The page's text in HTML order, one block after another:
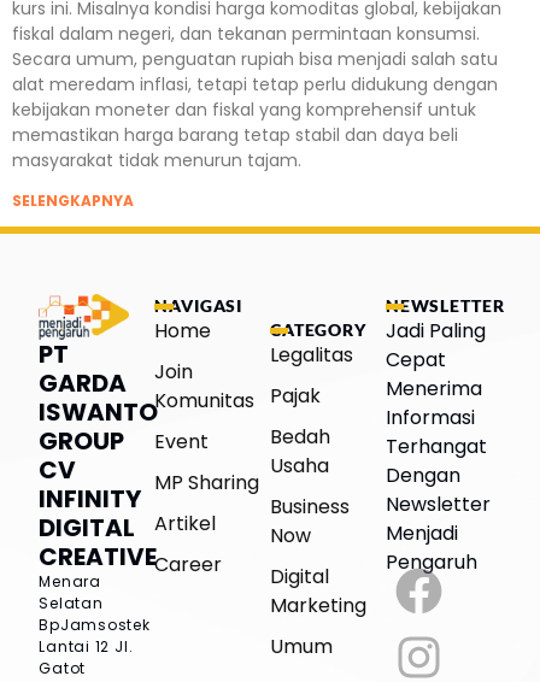
kurs ini. Misalnya kondisi harga komoditas global, kebijakan
fiskal dalam negeri, dan tekanan permintaan konsumsi.
Secara umum, penguatan rupiah bisa menjadi salah satu
alat meredam inflasi, tetapi tetap perlu didukung dengan
kebijakan moneter dan fiskal yang komprehensif untuk
memastikan harga barang tetap stabil dan daya beli
masyarakat tidak menurun tajam.
SELENGKAPNYA
PT
GARDA
ISWANTO
GROUP
CV
INFINITY
DIGITAL
CREATIVE
Menara
Selatan
BpJamsostek
Lantai 12 Jl.
Gatot
NAVIGASI
Home
Join
Komunitas
Event
MP Sharing
Artikel
Career
CATEGORY
Legalitas
Pajak
Bedah
Usaha
Business
Now
Digital
Marketing
Umum
NEWSLETTER
Jadi Paling
Cepat
Menerima
Informasi
Terhangat
Dengan
Newsletter
Menjadi
Pengaruh